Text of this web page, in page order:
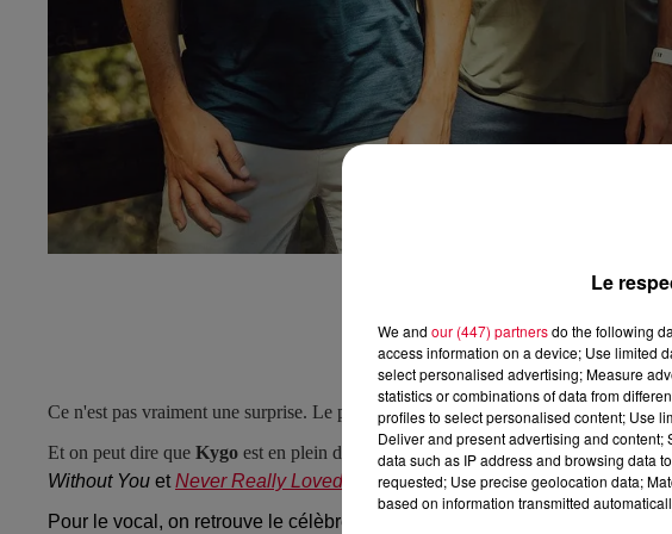
Ce n'est pas vraiment une surprise. Le producteur norvégien nous habitue depuis
Et on peut dire que Kygo est en plein dedans actuellement. Après les deux récents
Without You etNever Really Loved Me
), il sort déjà aujourd'hui un
Pour le vocal, on retrouve le célèbre artiste britannique
Le
We and our (447) partnersdo the following
access information on a device; Use limited
select personalised advertising; Measure
statistics or combinations of data from
profiles to select personalised content; Use
Deliver and present advertising and
data such as IP address and browsing data
requested; Use precise geolocation data;
based on information transmitted